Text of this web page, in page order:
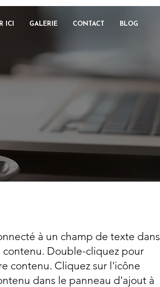
ICI GALERIE CONTACT BLOG
à un champ de texte dans
Double-cliquez pour
contenu. Cliquez sur l'icône
dans le panneau d'ajout à